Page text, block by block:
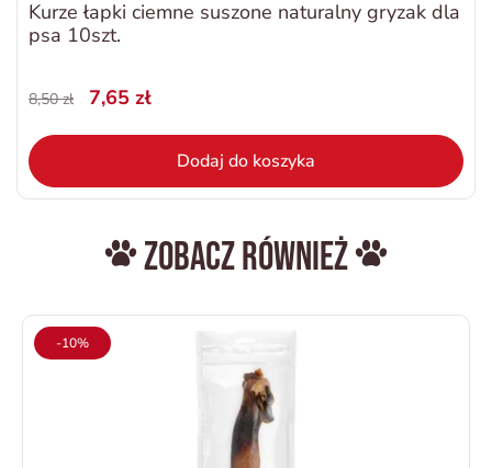
Kurze łapki ciemne suszone naturalny gryzak dla
psa 10szt.
8,50 zł 7,65 zł
Dodaj do koszyka
Zobacz również
-10%